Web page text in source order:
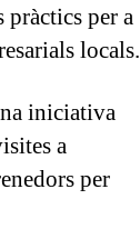
pràctics per a
locals.
iniciativa
a
per